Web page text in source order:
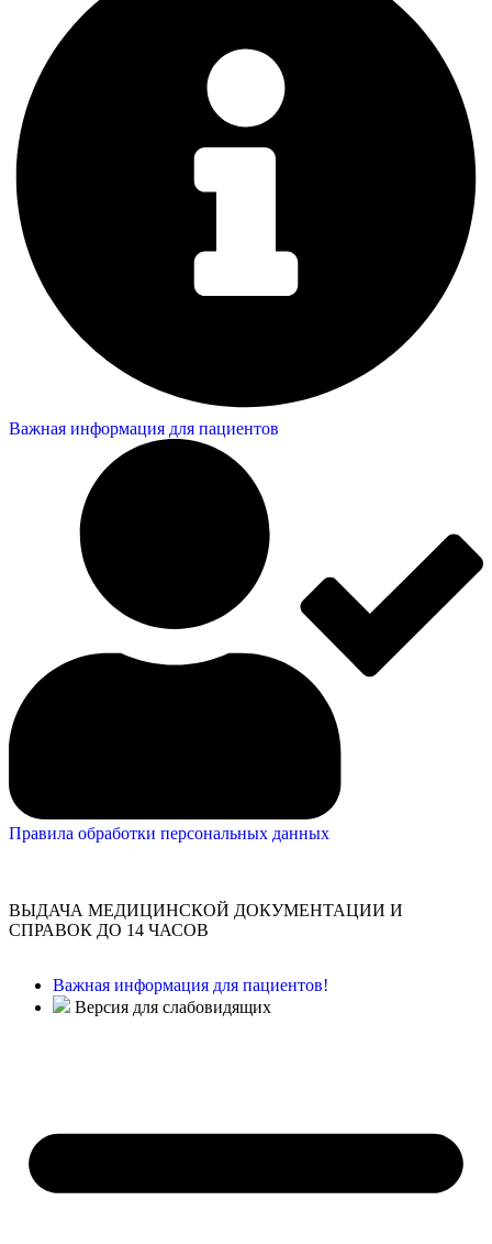
Важная информация для пациентов
Правила обработки персональных данных
ВЫДАЧА МЕДИЦИНСКОЙ ДОКУМЕНТАЦИИ И
СПРАВОК ДО 14 ЧАСОВ
Важная информация для пациентов!
Версия для слабовидящих